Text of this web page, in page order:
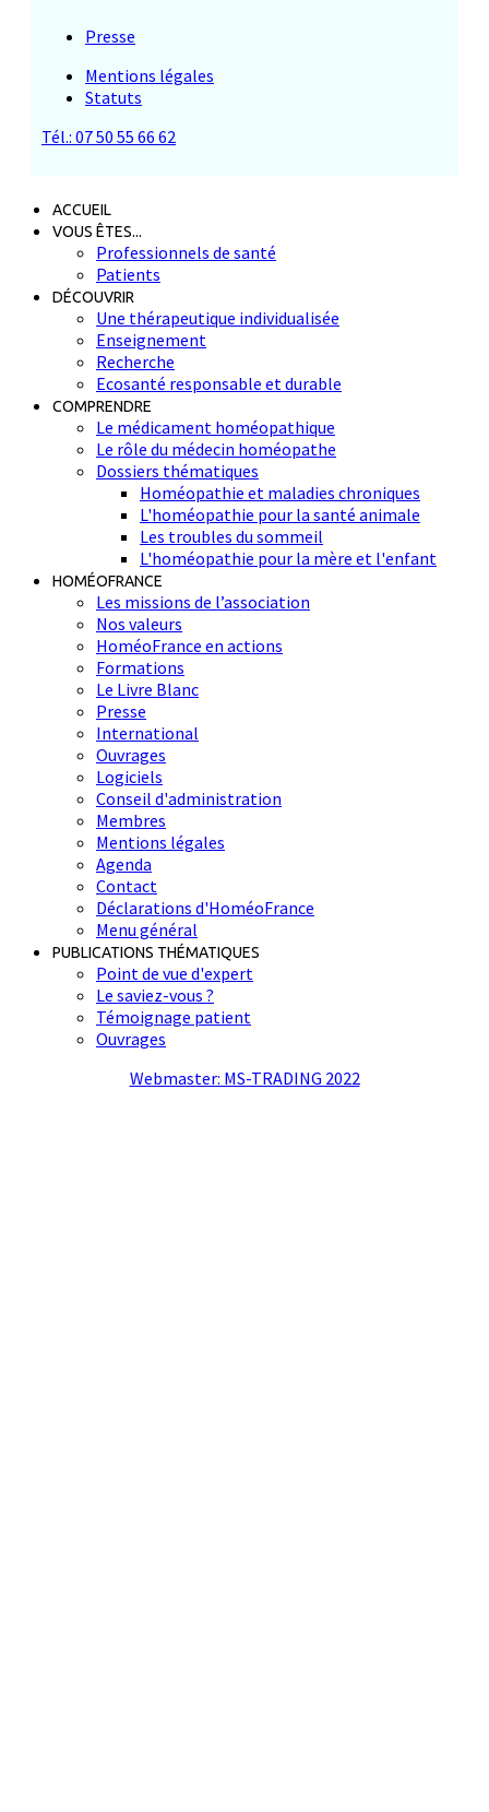
Presse
Mentions légales
Statuts
Tél.: 07 50 55 66 62
ACCUEIL
VOUS ÊTES...
Professionnels de santé
Patients
DÉCOUVRIR
Une thérapeutique individualisée
Enseignement
Recherche
Ecosanté responsable et durable
COMPRENDRE
Le médicament homéopathique
Le rôle du médecin homéopathe
Dossiers thématiques
Homéopathie et maladies chroniques
L'homéopathie pour la santé animale
Les troubles du sommeil
L'homéopathie pour la mère et l'enfant
HOMÉOFRANCE
Les missions de l’association
Nos valeurs
HoméoFrance en actions
Formations
Le Livre Blanc
Presse
International
Ouvrages
Logiciels
Conseil d'administration
Membres
Mentions légales
Agenda
Contact
Déclarations d'HoméoFrance
Menu général
PUBLICATIONS THÉMATIQUES
Point de vue d'expert
Le saviez-vous ?
Témoignage patient
Ouvrages
Webmaster: MS-TRADING 2022